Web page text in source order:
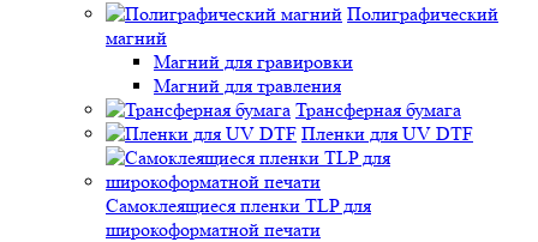
Полиграфический
магний
Магний для гравировки
Магний для травления
Трансферная бумага
Пленки для UV DTF
Самоклеящиеся пленки TLP для
широкоформатной печати